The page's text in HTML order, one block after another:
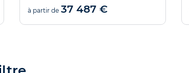
à partir de 37 487 €